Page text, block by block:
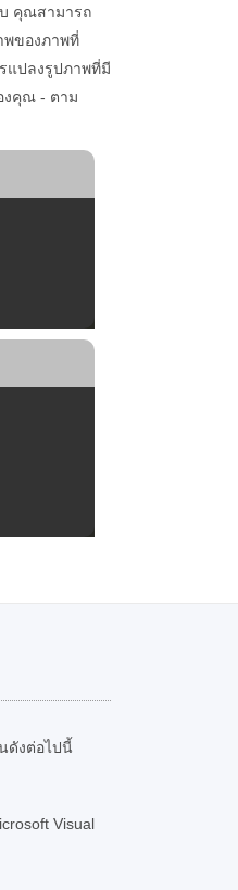
คุณสามารถ
พของภาพที่
แปลงรูปภาพที่มี
งคุณ - ตาม
ดังต่อไปนี้
Visual